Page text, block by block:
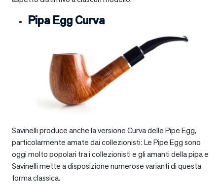
Pipa Egg Curva
Savinelli produce anche la versione Curva delle Pipe Egg,
particolarmente amate dai collezionisti: Le Pipe Egg sono
oggi molto popolari tra i collezionisti e gli amanti della pipa e
Savinelli mette a disposizione numerose varianti di questa
forma classica.